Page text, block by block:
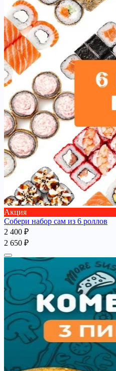
Акция
Собери набор сам из 6 роллов
2 400 ₽
2 650 ₽